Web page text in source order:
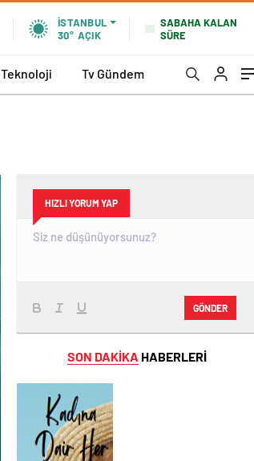
İSTANBUL
30° AÇIK
SABAHA KALAN
SÜRE
Teknoloji Tv Gündem
HIZLI YORUM YAP
GÖNDER
SON DAKİKA HABERLERİ